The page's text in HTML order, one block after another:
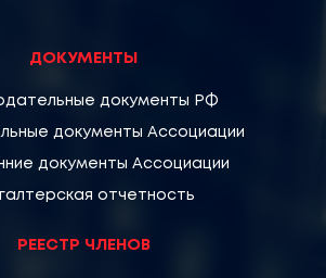
ДОКУМЕНТЫ
документы РФ
документы Ассоциации
документы Ассоциации
отчетность
РЕЕСТР ЧЛЕНОВ